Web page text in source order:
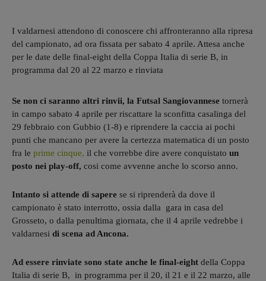
I valdarnesi attendono di conoscere chi affronteranno alla ripresa
del campionato, ad ora fissata per sabato 4 aprile. Attesa anche
per le date delle final-eight della Coppa Italia di serie B, in
programma dal 20 al 22 marzo e rinviata
Se non ci saranno altri rinvii, la Futsal Sangiovannese tornerà
in campo sabato 4 aprile per riscattare la sconfitta casalinga del
29 febbraio con Gubbio (1-8) e riprendere la caccia ai pochi
punti che mancano per avere la certezza matematica di un posto
fra le prime cinque, il che vorrebbe dire avere conquistato un
posto nei play-off, cosi come avvenne anche lo scorso anno.
Intanto si attende di sapere se si riprenderà da dove il
campionato è stato interrotto, ossia dalla gara in casa del
Grosseto, o dalla penultima giornata, che il 4 aprile vedrebbe i
valdarnesi di scena ad Ancona.
Ad essere rinviate sono state anche le final-eight della Coppa
Italia di serie B, in programma per il 20, il 21 e il 22 marzo, alle